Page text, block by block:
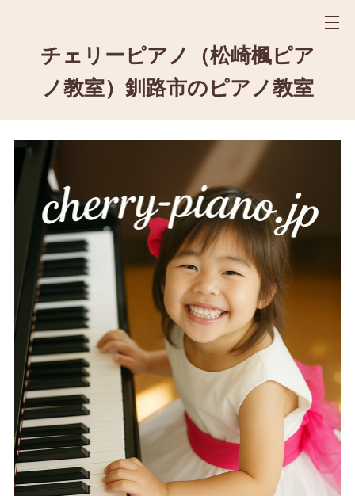
チェリーピアノ（松崎楓ピア
ノ教室）釧路市のピアノ教室